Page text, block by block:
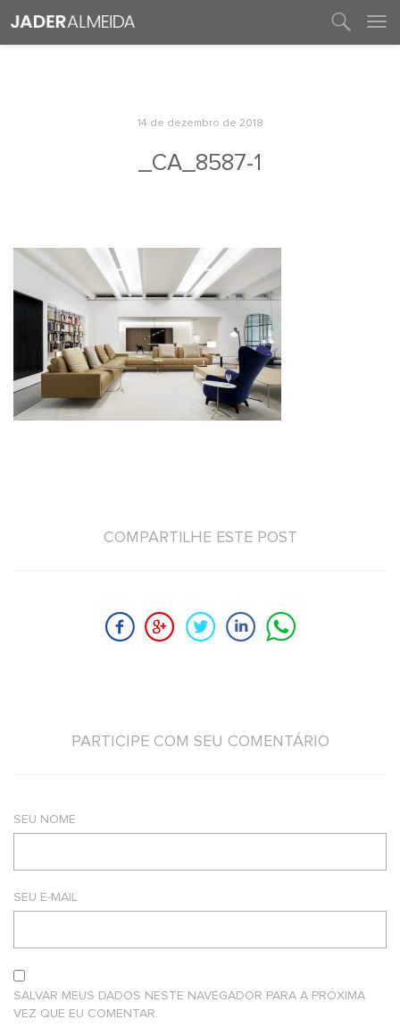
14 de dezembro de 2018
_CA_8587-1
COMPARTILHE ESTE POST
PARTICIPE COM SEU COMENTÁRIO
SEU NOME
SEU E-MAIL
SALVAR MEUS DADOS NESTE NAVEGADOR PARA A PRÓXIMA
VEZ QUE EU COMENTAR.